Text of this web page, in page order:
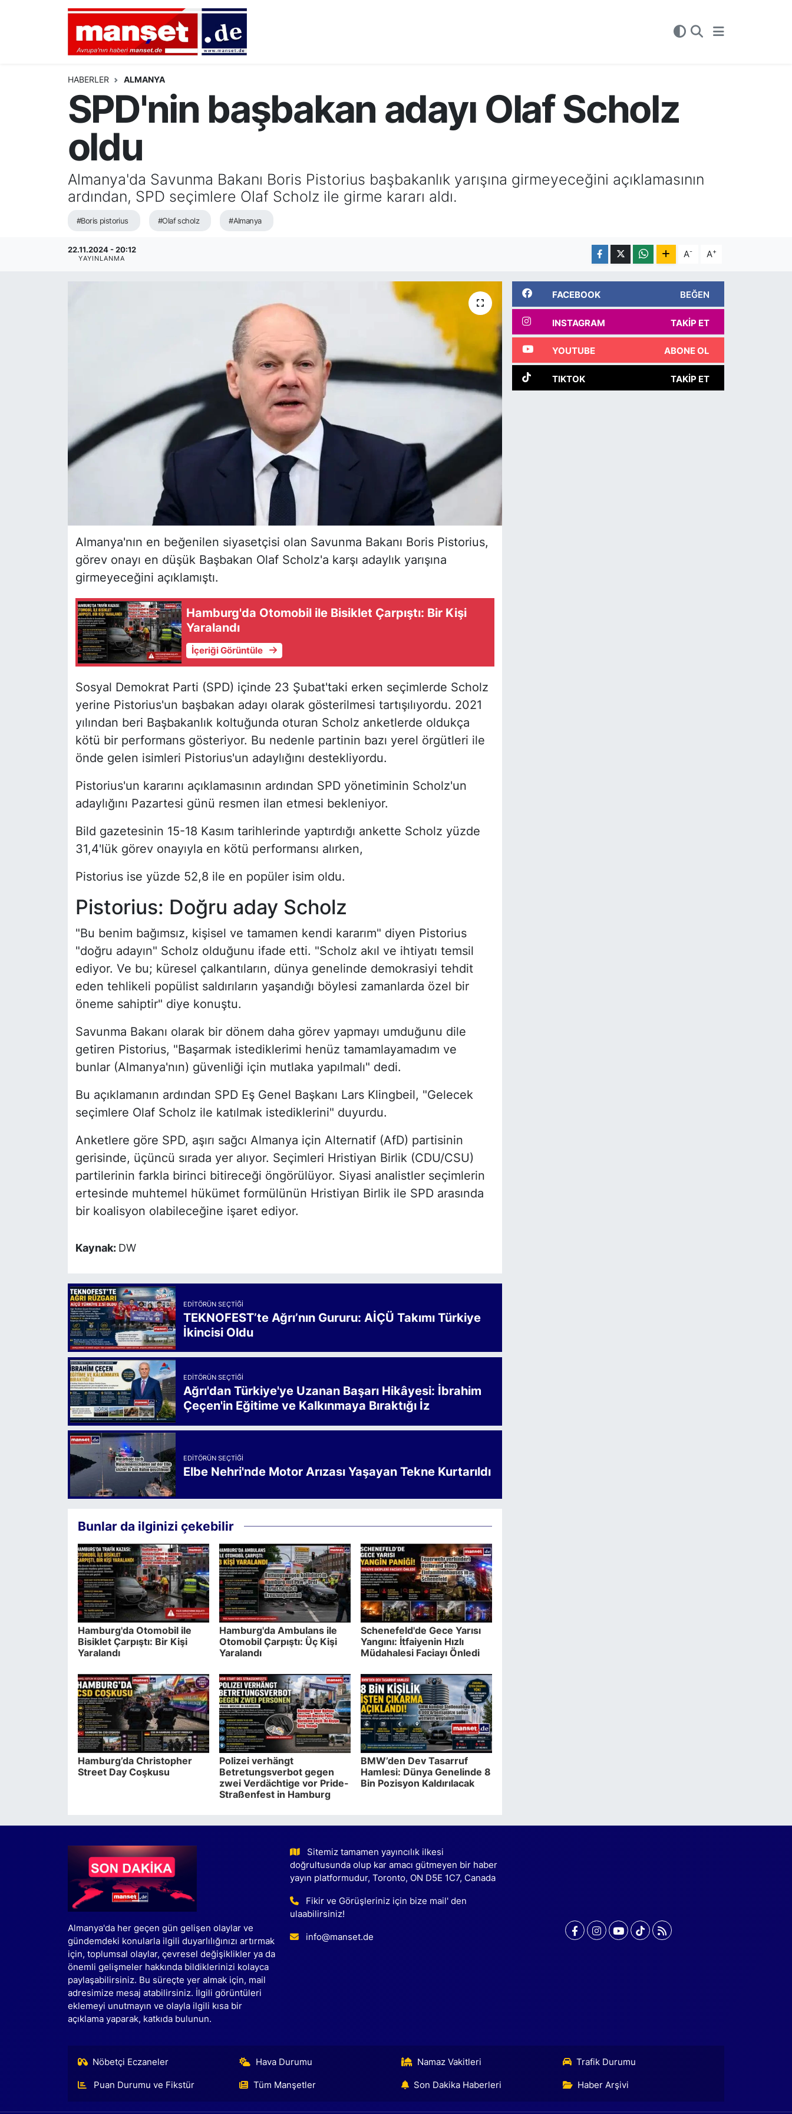
HABERLER ALMANYA
SPD'nin başbakan adayı Olaf Scholz
oldu
Almanya'da Savunma Bakanı Boris Pistorius başbakanlık yarışına girmeyeceğini açıklamasının
ardından, SPD seçimlere Olaf Scholz ile girme kararı aldı.
#Boris pistorius #Olaf scholz #Almanya
22.11.2024 - 20:12
YAYINLANMA A- A+
Almanya'nın en beğenilen siyasetçisi olan Savunma Bakanı Boris Pistorius,
görev onayı en düşük Başbakan Olaf Scholz'a karşı adaylık yarışına
girmeyeceğini açıklamıştı.
Hamburg'da Otomobil ile Bisiklet Çarpıştı: Bir Kişi
Yaralandı
İçeriği Görüntüle
Sosyal Demokrat Parti (SPD) içinde 23 Şubat'taki erken seçimlerde Scholz
yerine Pistorius'un başbakan adayı olarak gösterilmesi tartışılıyordu. 2021
yılından beri Başbakanlık koltuğunda oturan Scholz anketlerde oldukça
kötü bir performans gösteriyor. Bu nedenle partinin bazı yerel örgütleri ile
önde gelen isimleri Pistorius'un adaylığını destekliyordu.
Pistorius'un kararını açıklamasının ardından SPD yönetiminin Scholz'un
adaylığını Pazartesi günü resmen ilan etmesi bekleniyor.
Bild gazetesinin 15-18 Kasım tarihlerinde yaptırdığı ankette Scholz yüzde
31,4'lük görev onayıyla en kötü performansı alırken,
Pistorius ise yüzde 52,8 ile en popüler isim oldu.
Pistorius: Doğru aday Scholz
"Bu benim bağımsız, kişisel ve tamamen kendi kararım" diyen Pistorius
"doğru adayın" Scholz olduğunu ifade etti. "Scholz akıl ve ihtiyatı temsil
ediyor. Ve bu; küresel çalkantıların, dünya genelinde demokrasiyi tehdit
eden tehlikeli popülist saldırıların yaşandığı böylesi zamanlarda özel bir
öneme sahiptir" diye konuştu.
Savunma Bakanı olarak bir dönem daha görev yapmayı umduğunu dile
getiren Pistorius, "Başarmak istediklerimi henüz tamamlayamadım ve
bunlar (Almanya'nın) güvenliği için mutlaka yapılmalı" dedi.
Bu açıklamanın ardından SPD Eş Genel Başkanı Lars Klingbeil, "Gelecek
seçimlere Olaf Scholz ile katılmak istediklerini" duyurdu.
Anketlere göre SPD, aşırı sağcı Almanya için Alternatif (AfD) partisinin
gerisinde, üçüncü sırada yer alıyor. Seçimleri Hristiyan Birlik (CDU/CSU)
partilerinin farkla birinci bitireceği öngörülüyor. Siyasi analistler seçimlerin
ertesinde muhtemel hükümet formülünün Hristiyan Birlik ile SPD arasında
bir koalisyon olabileceğine işaret ediyor.
Kaynak: DW
EDITÖRÜN SEÇTIĞI
TEKNOFEST’te Ağrı’nın Gururu: AİÇÜ Takımı Türkiye
İkincisi Oldu
EDITÖRÜN SEÇTIĞI
Ağrı'dan Türkiye'ye Uzanan Başarı Hikâyesi: İbrahim
Çeçen'in Eğitime ve Kalkınmaya Bıraktığı İz
EDITÖRÜN SEÇTIĞI
Elbe Nehri'nde Motor Arızası Yaşayan Tekne Kurtarıldı
Bunlar da ilginizi çekebilir
Hamburg'da Otomobil ile
Bisiklet Çarpıştı: Bir Kişi
Yaralandı
Hamburg'da Ambulans ile
Otomobil Çarpıştı: Üç Kişi
Yaralandı
Schenefeld'de Gece Yarısı
Yangını: İtfaiyenin Hızlı
Müdahalesi Faciayı Önledi
Hamburg’da Christopher
Street Day Coşkusu
Polizei verhängt
Betretungsverbot gegen
zwei Verdächtige vor Pride-
Straßenfest in Hamburg
BMW’den Dev Tasarruf
Hamlesi: Dünya Genelinde 8
Bin Pozisyon Kaldırılacak
FACEBOOK BEĞEN
INSTAGRAM TAKIP ET
YOUTUBE ABONE OL
TIKTOK TAKIP ET
Almanya'da her geçen gün gelişen olaylar ve
gündemdeki konularla ilgili duyarlılığınızı artırmak
için, toplumsal olaylar, çevresel değişiklikler ya da
önemli gelişmeler hakkında bildiklerinizi kolayca
paylaşabilirsiniz. Bu süreçte yer almak için, mail
adresimize mesaj atabilirsiniz. İlgili görüntüleri
eklemeyi unutmayın ve olayla ilgili kısa bir
açıklama yaparak, katkıda bulunun.
Sitemiz tamamen yayıncılık ilkesi
doğrultusunda olup kar amacı gütmeyen bir haber
yayın platformudur, Toronto, ON D5E 1C7, Canada
Fikir ve Görüşleriniz için bize mail' den
ulaabilirsiniz!
info@manset.de
Nöbetçi Eczaneler Hava Durumu Namaz Vakitleri Trafik Durumu
Puan Durumu ve Fikstür Tüm Manşetler Son Dakika Haberleri Haber Arşivi
AVRUPA
ALMANYA
DEUTSCH
EKONOMİ
Nöbetçi Eczaneler
Hava Durumu
Namaz Vakitleri
Trafik Durumu
Tüm Manşetler
Son Dakika Haberleri
Haber Arşivi